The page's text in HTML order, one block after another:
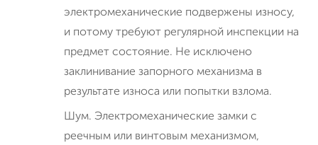
электромеханические подвержены износу,
и потому требуют регулярной инспекции на
предмет состояние. Не исключено
заклинивание запорного механизма в
результате износа или попытки взлома.
Шум. Электромеханические замки с
реечным или винтовым механизмом,